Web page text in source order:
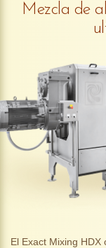
Mezcla de
El Exact Mixing